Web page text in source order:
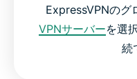
ExpressVPNのグ
VPNサーバーを選
続